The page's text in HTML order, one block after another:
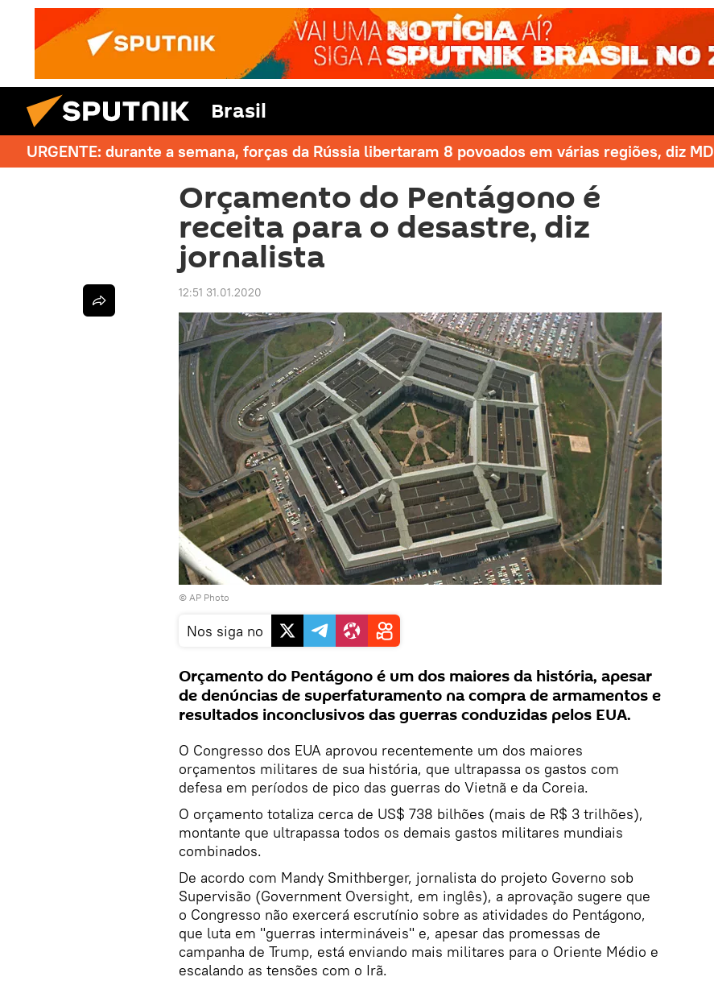
Brasil
URGENTE: durante a semana, forças da Rússia libertaram 8 povoados em várias regiões, diz MD
Orçamento do Pentágono é
receita para o desastre, diz
jornalista
12:51 31.01.2020
© AP Photo
Nos siga no
Orçamento do Pentágono é um dos maiores da história, apesar
de denúncias de superfaturamento na compra de armamentos e
resultados inconclusivos das guerras conduzidas pelos EUA.
O Congresso dos EUA aprovou recentemente um dos maiores
orçamentos militares de sua história, que ultrapassa os gastos com
defesa em períodos de pico das guerras do Vietnã e da Coreia.
O orçamento totaliza cerca de US$ 738 bilhões (mais de R$ 3 trilhões),
montante que ultrapassa todos os demais gastos militares mundiais
combinados.
De acordo com Mandy Smithberger, jornalista do projeto Governo sob
Supervisão (Government Oversight, em inglês), a aprovação sugere que
o Congresso não exercerá escrutínio sobre as atividades do Pentágono,
que luta em "guerras intermináveis" e, apesar das promessas de
campanha de Trump, está enviando mais militares para o Oriente Médio e
escalando as tensões com o Irã.